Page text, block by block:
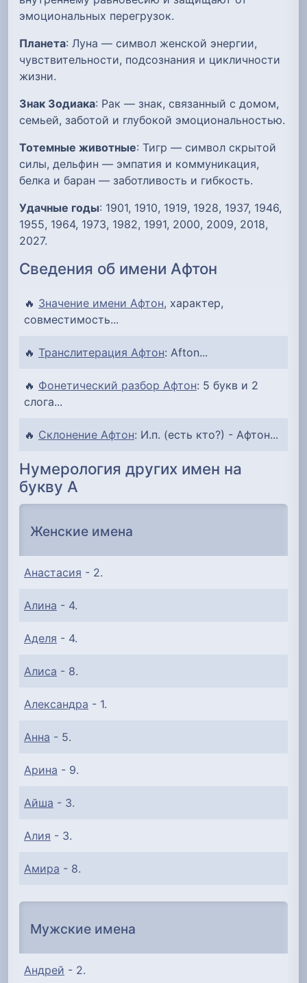
эмоциональных перегрузок.
Планета: Луна — символ женской энергии,
чувствительности, подсознания и цикличности
жизни.
Знак Зодиака: Рак — знак, связанный с домом,
семьей, заботой и глубокой эмоциональностью.
Тотемные животные: Тигр — символ скрытой
силы, дельфин — эмпатия и коммуникация,
белка и баран — заботливость и гибкость.
Удачные годы: 1901, 1910, 1919, 1928, 1937, 1946,
1955, 1964, 1973, 1982, 1991, 2000, 2009, 2018,
2027.
Сведения об имени Афтон
🔥 Значение имени Афтон, характер,
совместимость...
🔥 Транслитерация Афтон: Afton...
🔥 Фонетический разбор Афтон: 5 букв и 2
слога...
🔥 Склонение Афтон: И.п. (есть кто?) - Афтон...
Нумерология других имен на
букву А
Женские имена
Анастасия - 2.
Алина - 4.
Аделя - 4.
Алиса - 8.
Александра - 1.
Анна - 5.
Арина - 9.
Айша - 3.
Алия - 3.
Амира - 8.
Мужские имена
Андрей - 2.